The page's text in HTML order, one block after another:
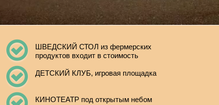
ШВЕДСКИЙ СТОЛ из фермерских
продуктов входит в стоимость
ДЕТСКИЙ КЛУБ, игровая площадка
КИНОТЕАТР под открытым небом